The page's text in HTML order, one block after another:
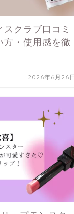
クラブ口コミ
方・使用感を徹
2026年6月26